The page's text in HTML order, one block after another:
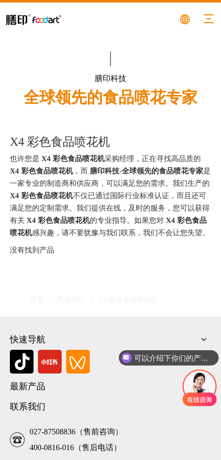
膳印科技
全球领先的食品喷花专家
X4 彩色食品喷花机
也许您是 X4 彩色食品喷花机采购经理，正在寻找高品质的
X4 彩色食品喷花机，而 膳印科技-全球领先的食品喷花专家是
一家专业的制造商和供应商，可以满足您的需求。我们生产的
X4 彩色食品喷花机不仅已通过国际行业标准认证，而且还可
满足您的定制需求。我们提供在线，及时的服务，您可以获得
有关 X4 彩色食品喷花机的专业指导。如果您对 X4 彩色食品
喷花机感兴趣，请不要犹豫与我们联系，我们不会让您失望。
没有找到产品
快速导航
最新产品
联系我们
027-87508836（售前咨询）
400-0816-016（售后电话）
可以介绍下你们的产品么